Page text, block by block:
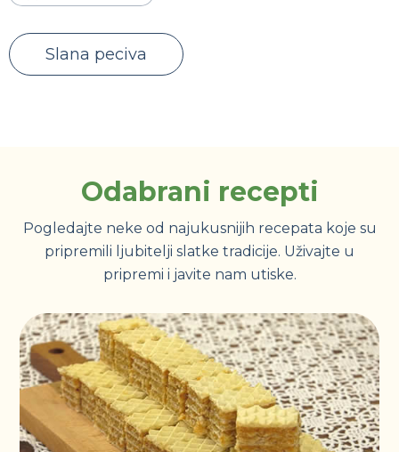
Slana peciva
Odabrani recepti
Pogledajte neke od najukusnijih recepata koje su
pripremili ljubitelji slatke tradicije. Uživajte u
pripremi i javite nam utiske.